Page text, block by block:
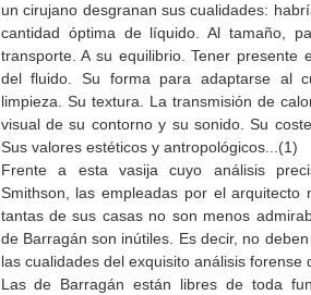
un cirujano desgranan sus cualidades:
cantidad óptima de líquido. Al tamaño,
transporte. A su equilibrio. Tener presente
del fluido. Su forma para adaptarse al
limpieza. Su textura. La transmisión de
visual de su contorno y su sonido. Su
Sus valores estéticos y antropológicos...(1)
Frente a esta vasija cuyo análisis
Smithson, las empleadas por el arquitecto
tantas de sus casas no son menos
de Barragán son inútiles. Es decir, no
las cualidades del exquisito análisis forense
Las de Barragán están libres de toda